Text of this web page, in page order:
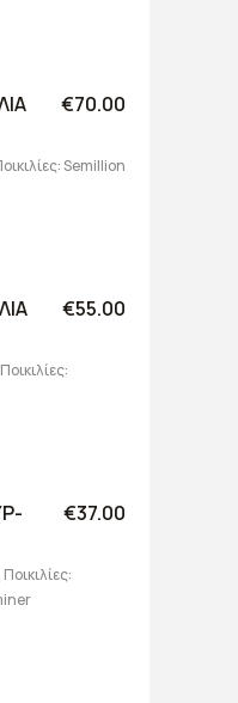
€70.00
Semillion
€55.00
€37.00